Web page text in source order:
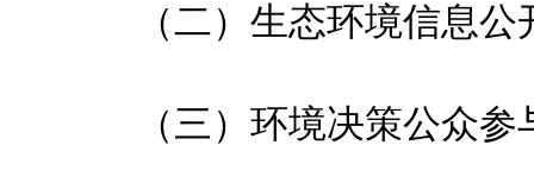
（二）生态环境信息公
（三）环境决策公众参